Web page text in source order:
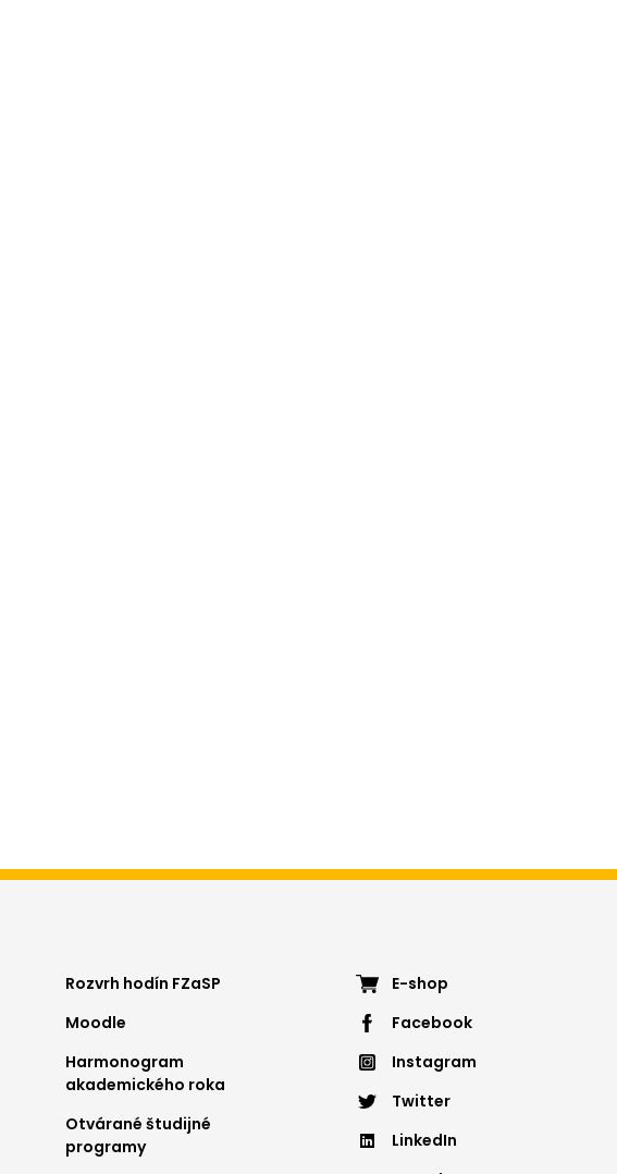
Footer
menu
3
Rozvrh hodín FZaSP
Moodle
Harmonogram
akademického roka
Otvárané študijné
programy
Footer
menu
E-shop
Facebook
Instagram
Twitter
LinkedIn